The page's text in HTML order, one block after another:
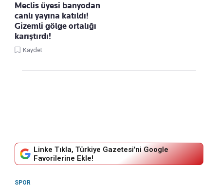
Meclis üyesi banyodan
canlı yayına katıldı!
Gizemli gölge ortalığı
karıştırdı!
Kaydet
Linke Tıkla, Türkiye Gazetesi'ni Google
Favorilerine Ekle!
SPOR